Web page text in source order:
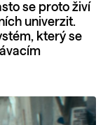
se proto živí
univerzit.
který se